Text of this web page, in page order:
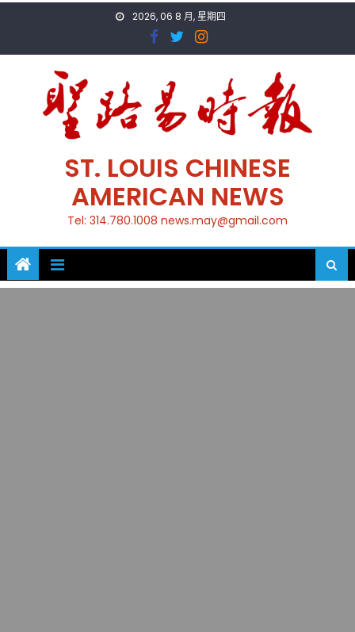
2026, 06 8 月, 星期四
ST. LOUIS CHINESE
AMERICAN NEWS
Tel: 314.780.1008 news.may@gmail.com